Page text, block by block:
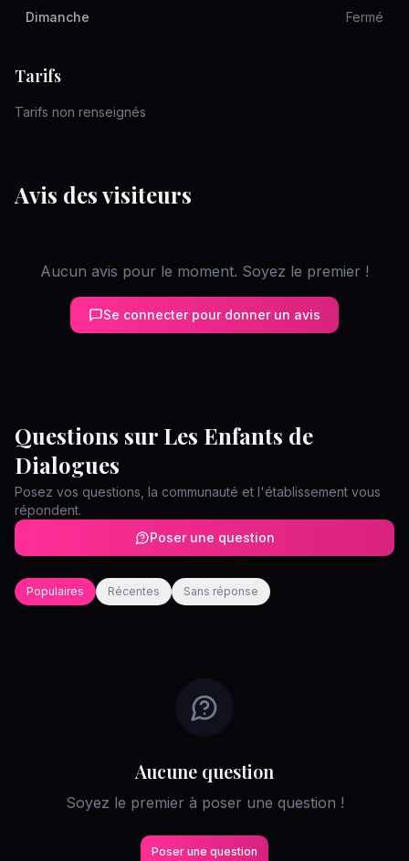
Dimanche Fermé
Tarifs
Tarifs non renseignés
Avis des visiteurs
Aucun avis pour le moment. Soyez le premier !
Se connecter pour donner un avis
Questions sur Les Enfants de
Dialogues
Posez vos questions, la communauté et l'établissement vous
répondent.
Poser une question
Populaires Récentes Sans réponse
Aucune question
Soyez le premier à poser une question !
Poser une question